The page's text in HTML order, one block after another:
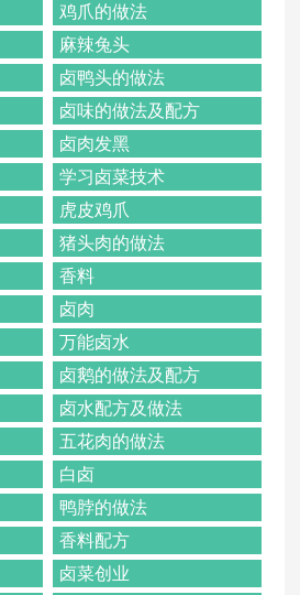
鸡爪的做法
麻辣兔头
卤鸭头的做法
卤味的做法及配方
卤肉发黑
学习卤菜技术
虎皮鸡爪
猪头肉的做法
香料
卤肉
万能卤水
卤鹅的做法及配方
卤水配方及做法
五花肉的做法
白卤
鸭脖的做法
香料配方
卤菜创业